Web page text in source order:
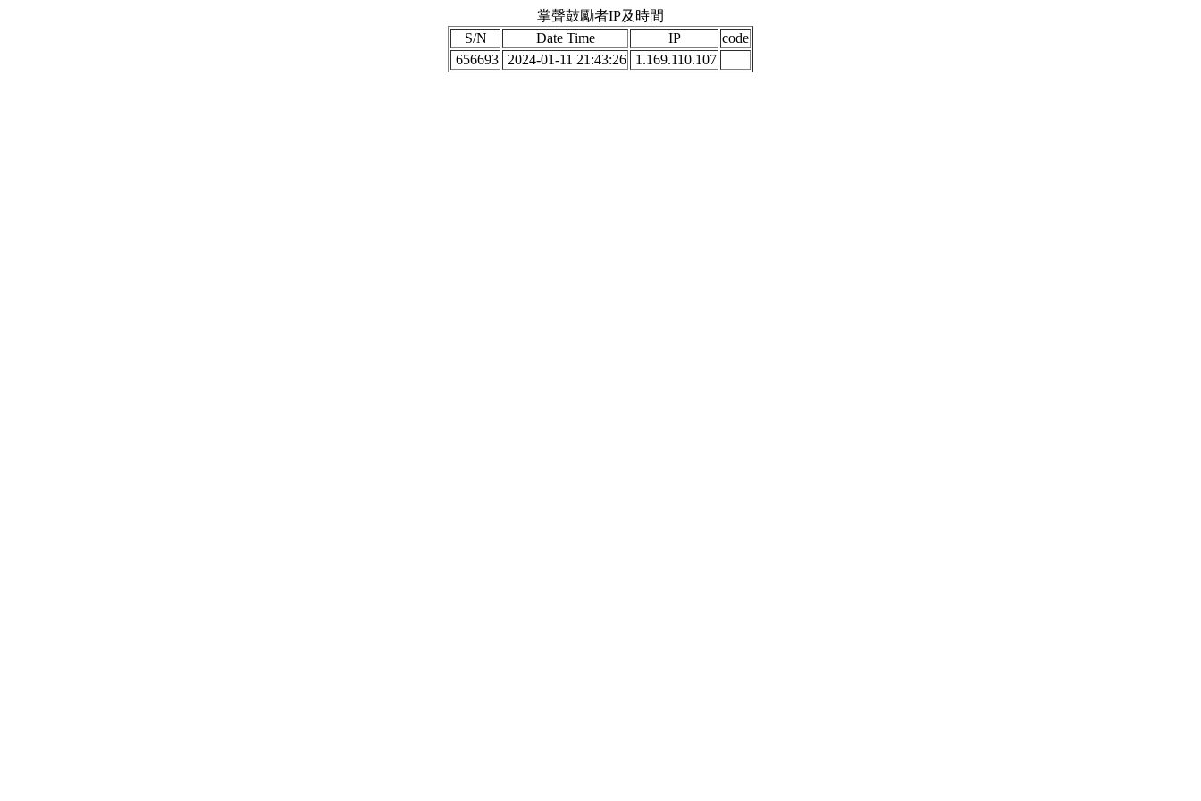
掌聲鼓勵者IP及時間
S/N
Date Time IP
code
656693
2024-01-11 21:43:26 1.169.110.107